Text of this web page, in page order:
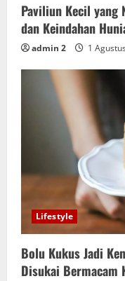
Paviliun Kecil yang
dan Keindahan
admin 2 1
Lifestyle
Bolu Kukus Jadi
Disukai Bermacam